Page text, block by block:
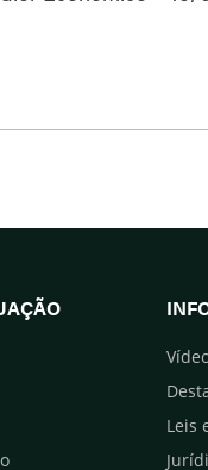
Leis